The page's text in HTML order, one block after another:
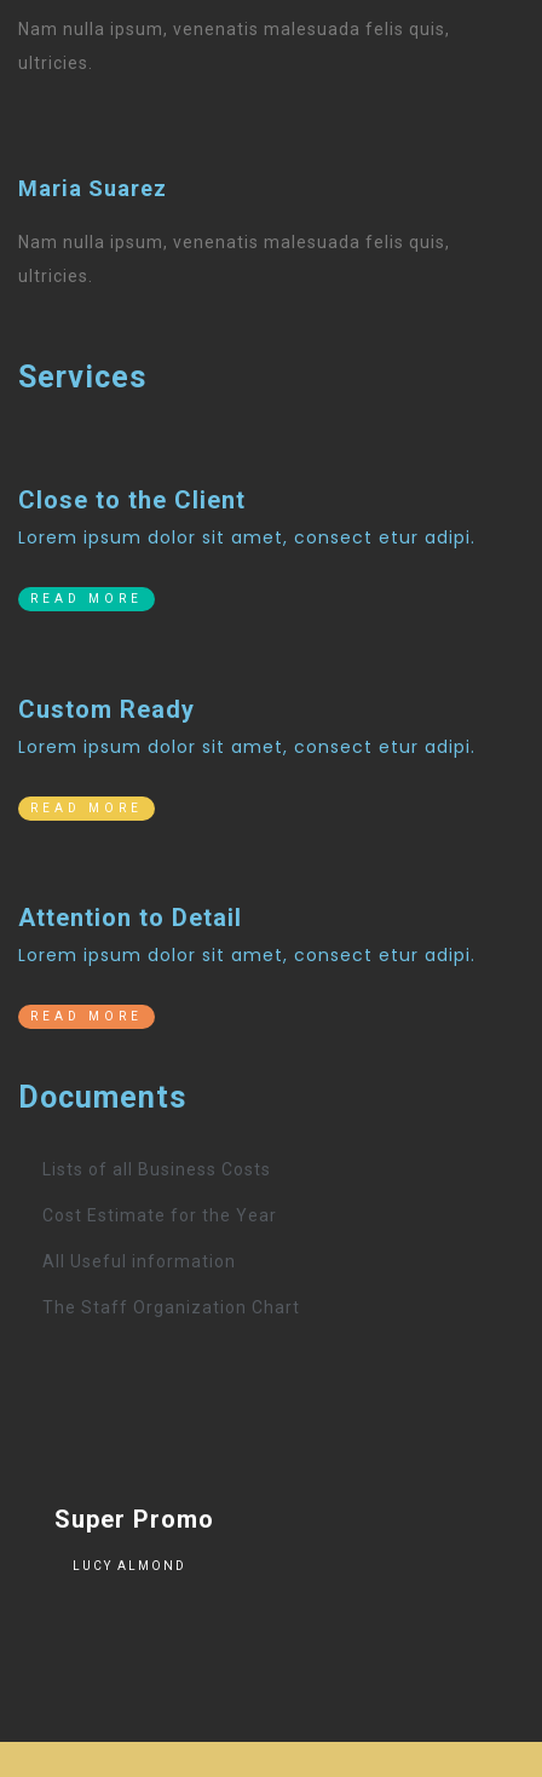
Nam nulla ipsum, venenatis malesuada felis quis,
ultricies.
Maria Suarez
Nam nulla ipsum, venenatis malesuada felis quis,
ultricies.
Services
Close to the Client
Lorem ipsum dolor sit amet, consect etur adipi.
READ MORE
Custom Ready
Lorem ipsum dolor sit amet, consect etur adipi.
READ MORE
Attention to Detail
Lorem ipsum dolor sit amet, consect etur adipi.
READ MORE
Documents
Lists of all Business Costs
Cost Estimate for the Year
All Useful information
The Staff Organization Chart
Super Promo
LUCY ALMOND